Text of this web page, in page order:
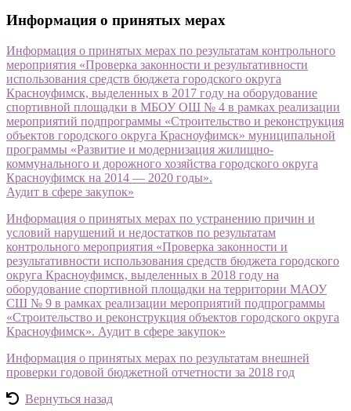
Информация о принятых мерах
Информация о принятых мерах по результатам контрольного
мероприятия «Проверка законности и результативности
использования средств бюджета городского округа
Красноуфимск, выделенных в 2017 году на оборудование
спортивной площадки в МБОУ ОШ № 4 в рамках реализации
мероприятий подпрограммы «Строительство и реконструкция
объектов городского округа Красноуфимск» муниципальной
программы «Развитие и модернизация жилищно-
коммунального и дорожного хозяйства городского округа
Красноуфимск на 2014 — 2020 годы».
Аудит в сфере закупок»
Информация о принятых мерах по устранению причин и
условий нарушений и недостатков по результатам
контрольного мероприятия «Проверка законности и
результативности использования средств бюджета городского
округа Красноуфимск, выделенных в 2018 году на
оборудование спортивной площадки на территории МАОУ
СШ № 9 в рамках реализации мероприятий подпрограммы
«Строительство и реконструкция объектов городского округа
Красноуфимск». Аудит в сфере закупок»
Информация о принятых мерах по результатам внешней
проверки годовой бюджетной отчетности за 2018 год
Вернуться назад